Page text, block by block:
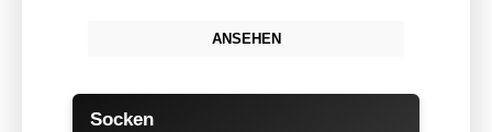
ANSEHEN
Produktgalerie überspringen
Socken